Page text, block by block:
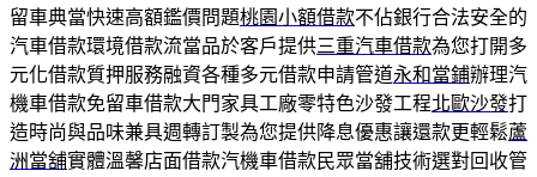
留車典當快速高額鑑價問題桃園小額借款不佔銀行合法安全的
汽車借款環境借款流當品於客戶提供三重汽車借款為您打開多
元化借款質押服務融資各種多元借款申請管道永和當鋪辦理汽
機車借款免留車借款大門家具工廠零特色沙發工程北歐沙發打
造時尚與品味兼具週轉訂製為您提供降息優惠讓還款更輕鬆蘆
洲當舖實體溫馨店面借款汽機車借款民眾當舖技術選對回收管